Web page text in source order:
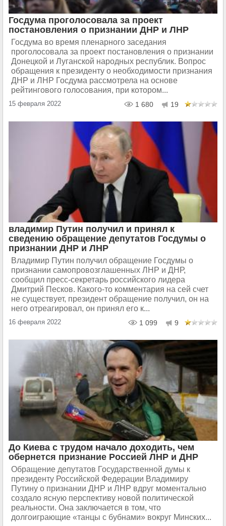
Госдума проголосовала за проект
постановления о признании ДНР и ЛНР
Госдума во время пленарного заседания
проголосовала за проект постановления о признании
Донецкой и Луганской народных республик. Вопрос
обращения к президенту о необходимости признания
ДНР и ЛНР Госдума рассмотрела на основе
рейтингового голосования, при котором...
15 февраля 2022 1 680 19
владимир Путин получил и принял к
сведению обращение депутатов Госдумы о
признании ДНР и ЛНР
Владимир Путин получил обращение Госдумы о
признании самопровозглашенных ЛНР и ДНР,
сообщил пресс-секретарь российского лидера
Дмитрий Песков. Какого-то комментария на сей счет
не существует, президент обращение получил, он на
него отреагировал, он принял его к...
16 февраля 2022 1 099 9
До Киева с трудом начало доходить, чем
обернется признание Россией ЛНР и ДНР
Обращение депутатов Государственной думы к
президенту Российской Федерации Владимиру
Путину о признании ДНР и ЛНР вдруг моментально
создало ясную перспективу новой политической
реальности. Она заключается в том, что
долгоиграющие «танцы с бубнами» вокруг Минских...